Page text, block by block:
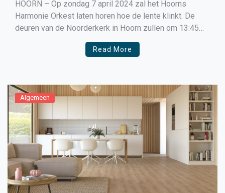
HOORN – Op zondag 7 april 2024 zal het Hoorns
Harmonie Orkest laten horen hoe de lente klinkt. De
deuren van de Noorderkerk in Hoorn zullen om 13:45
uur geopend zijn voor entree. Het lenteconcert start om
14:00 uur. Kinderen tot en met 12 jaar hebben gratis
Read More
Algemeen